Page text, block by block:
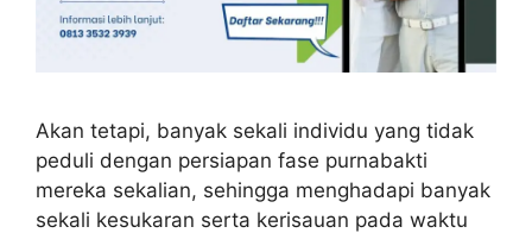
Akan tetapi, banyak sekali individu yang tidak
peduli dengan persiapan fase purnabakti
mereka sekalian, sehingga menghadapi banyak
sekali kesukaran serta kerisauan pada waktu